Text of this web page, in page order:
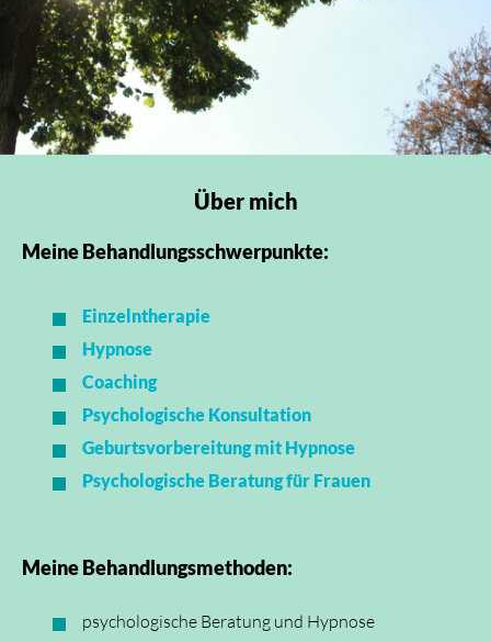
Über mich
Meine Behandlungsschwerpunkte:
Einzelntherapie
Hypnose
Coaching
Psychologische Konsultation
Geburtsvorbereitung mit Hypnose
Psychologische Beratung für Frauen
Meine Behandlungsmethoden:
psychologische Beratung und Hypnose